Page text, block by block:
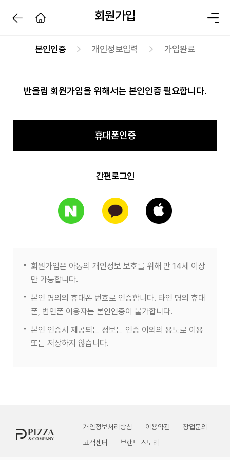
회원가입
본인인증 개인정보입력 가입완료
반올림 회원가입을 위해서는 본인인증 필요합니다.
휴대폰인증
간편로그인
회원가입은 아동의 개인정보 보호를 위해 만 14세 이상
만 가능합니다.
본인 명의의 휴대폰 번호로 인증합니다. 타인 명의 휴대
폰, 법인폰 이용자는 본인인증이 불가합니다.
본인 인증시 제공되는 정보는 인증 이외의 용도로 이용
또는 저장하지 않습니다.
개인정보처리방침 이용약관
창업문의
고객센터
브랜드 스토리